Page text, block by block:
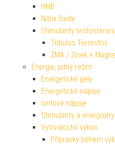
HMB
Nitrix Oxide
Stimulanty
Tribulus Terrestris
ZMA / Zinek +
Energie, pitný režim
Energetické gely
Energetické nápoje
Iontové nápoje
Stimulanty a energizéry
Vytrvalostní výkon
Přípravky během